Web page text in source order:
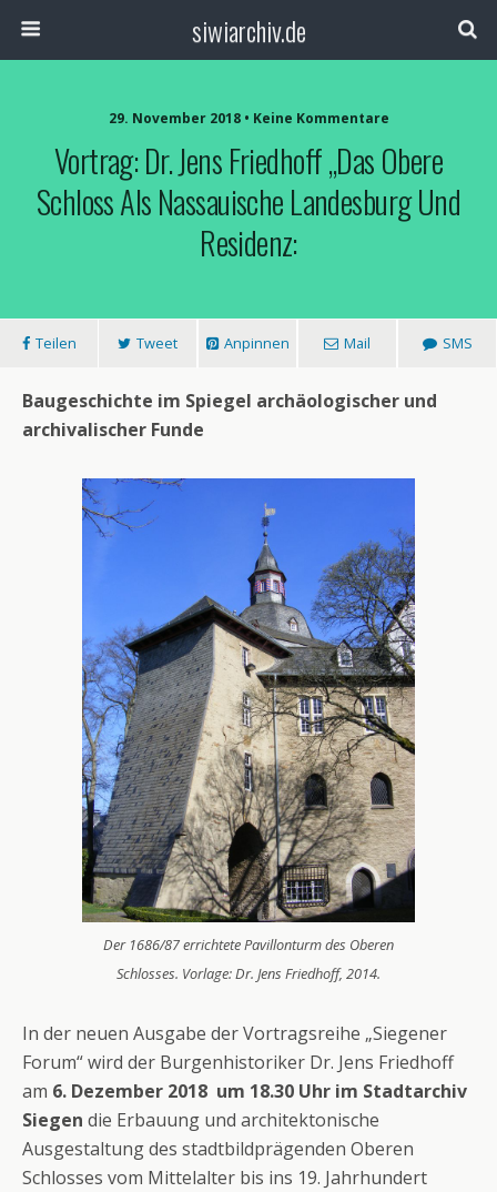
siwiarchiv.de
29. November 2018 • Keine Kommentare
Vortrag: Dr. Jens Friedhoff „Das Obere
Schloss Als Nassauische Landesburg Und
Residenz:
Teilen Tweet Anpinnen Mail SMS
Baugeschichte im Spiegel archäologischer und
archivalischer Funde
Der 1686/87 errichtete Pavillonturm des Oberen
Schlosses. Vorlage: Dr. Jens Friedhoff, 2014.
In der neuen Ausgabe der Vortragsreihe „Siegener
Forum“ wird der Burgenhistoriker Dr. Jens Friedhoff
am 6. Dezember 2018 um 18.30 Uhr im Stadtarchiv
Siegen die Erbauung und architektonische
Ausgestaltung des stadtbildprägenden Oberen
Schlosses vom Mittelalter bis ins 19. Jahrhundert